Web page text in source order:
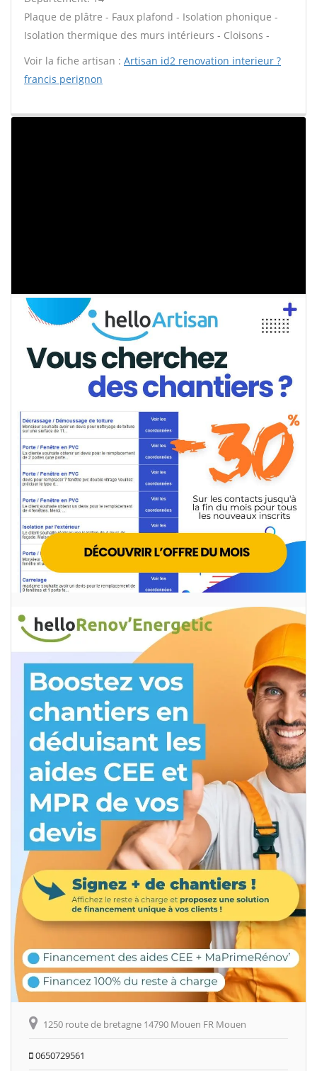
Plaque de plâtre - Faux plafond - Isolation phonique -
Isolation thermique des murs intérieurs - Cloisons -
Voir la fiche artisan : Artisan id2 renovation interieur ?
francis perignon
1250 route de bretagne 14790 Mouen FR Mouen
0650729561